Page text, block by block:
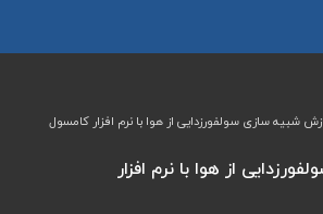
شبیه سازی سولفورزدایی از هوا با نرم افزار کامسول
از هوا با نرم افزار